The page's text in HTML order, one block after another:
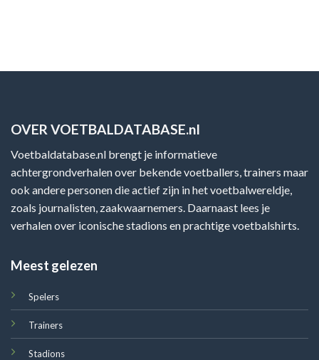
OVER VOETBALDATABASE.nl
Voetbaldatabase.nl brengt je informatieve
achtergrondverhalen over bekende voetballers, trainers maar
ook andere personen die actief zijn in het voetbalwereldje,
zoals journalisten, zaakwaarnemers. Daarnaast lees je
verhalen over iconische stadions en prachtige voetbalshirts.
Meest gelezen
Spelers
Trainers
Stadions